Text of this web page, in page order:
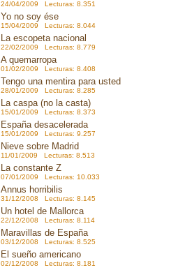
24/04/2009 Lecturas: 8.351
Yo no soy ése
15/04/2009 Lecturas: 8.044
La escopeta nacional
22/02/2009 Lecturas: 8.779
A quemarropa
01/02/2009 Lecturas: 8.408
Tengo una mentira para usted
28/01/2009 Lecturas: 8.285
La caspa (no la casta)
15/01/2009 Lecturas: 8.373
España desacelerada
15/01/2009 Lecturas: 9.257
Nieve sobre Madrid
11/01/2009 Lecturas: 8.513
La constante Z
07/01/2009 Lecturas: 10.033
Annus horribilis
31/12/2008 Lecturas: 8.145
Un hotel de Mallorca
22/12/2008 Lecturas: 8.114
Maravillas de España
03/12/2008 Lecturas: 8.525
El sueño americano
02/12/2008 Lecturas: 8.181